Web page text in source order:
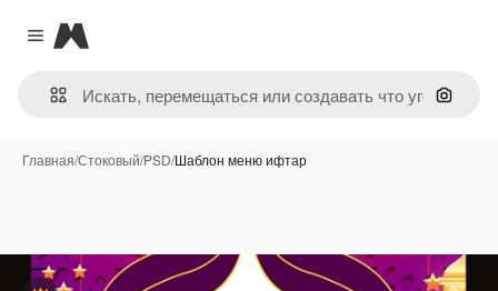
Close menu
Magnific
Поиск
Главная/Стоковый/PSD/Шаблон меню ифтар